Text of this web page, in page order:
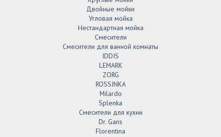
Двойные мойки
Угловая мойка
Нестандартная мойка
Смесители
Смесители для ванной комнаты
IDDIS
LEMARK
ZORG
ROSSINKA
Milardo
Splenka
Смесители для кухни
Dr. Gans
Florentina